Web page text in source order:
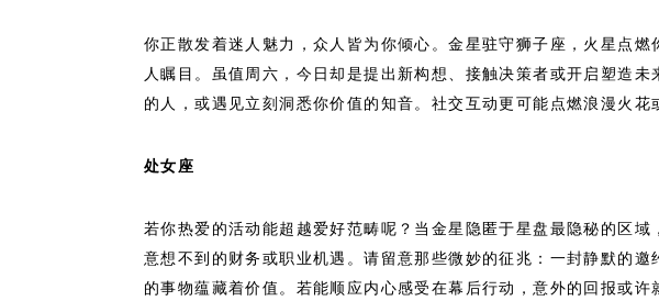
你正散发着迷人魅力，众人皆为你倾心。金星驻守狮子座，火星点
人瞩目。虽值周六，今日却是提出新构想、接触决策者或开启塑造
的人，或遇见立刻洞悉你价值的知音。社交互动更可能点燃浪漫火花
处女座
若你热爱的活动能超越爱好范畴呢？当金星隐匿于星盘最隐秘的区
意想不到的财务或职业机遇。请留意那些微妙的征兆：一封静默的
的事物蕴藏着价值。若能顺应内心感受在幕后行动，意外的回报或许